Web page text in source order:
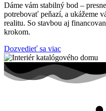
Dáme vám stabilný bod –
potrebovať peňazí, a ukážeme
realitu. So stavbou aj
krokom.
Dozvedieť sa viac